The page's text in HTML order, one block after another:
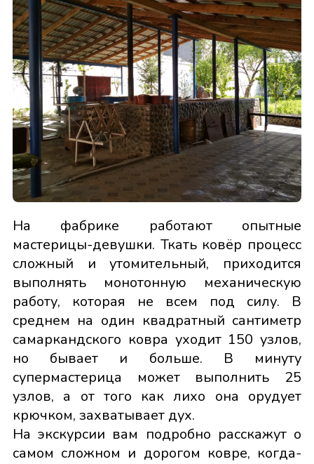
На фабрике работают опытные
мастерицы-девушки. Ткать ковёр процесс
сложный и утомительный, приходится
выполнять монотонную механическую
работу, которая не всем под силу. В
среднем на один квадратный сантиметр
самаркандского ковра уходит 150 узлов,
но бывает и больше. В минуту
супермастерица может выполнить 25
узлов, а от того как лихо она орудует
крючком, захватывает дух.
На экскурсии вам подробно расскажут о
самом сложном и дорогом ковре, когда-